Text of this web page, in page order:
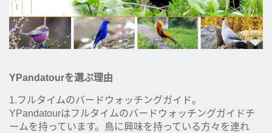
YPandatourを選ぶ理由
1.フルタイムのバードウォッチングガイド。
YPandatourはフルタイムのバードウォッチングガイドチ
ームを持っています。鳥に興味を持っている方々を連れ